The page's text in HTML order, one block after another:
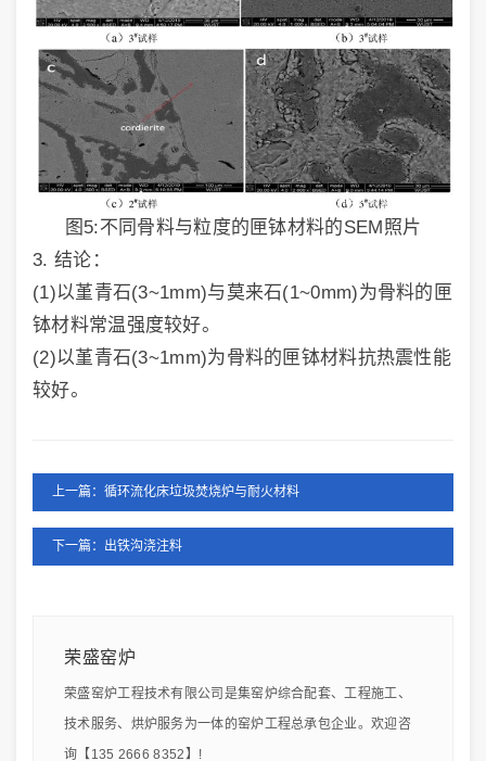
图5:不同骨料与粒度的匣钵材料的SEM照片
3. 结论：
(1)以堇青石(3~1mm)与莫来石(1~0mm)为骨料的匣
钵材料常温强度较好。
(2)以堇青石(3~1mm)为骨料的匣钵材料抗热震性能
较好。
上一篇：循环流化床垃圾焚烧炉与耐火材料
下一篇：出铁沟浇注料
荣盛窑炉
荣盛窑炉工程技术有限公司是集窑炉综合配套、工程施工、
技术服务、烘炉服务为一体的窑炉工程总承包企业。欢迎咨
询【135 2666 8352】!